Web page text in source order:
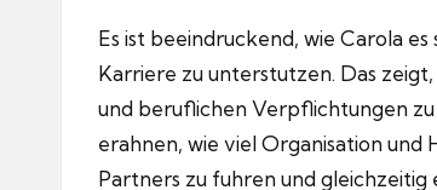
Es ist beeindruckend, wie Carola
Karriere zu unterstutzen. Das
und beruflichen Verpflichtungen
erahnen, wie viel Organisation und
Partners zu fuhren und